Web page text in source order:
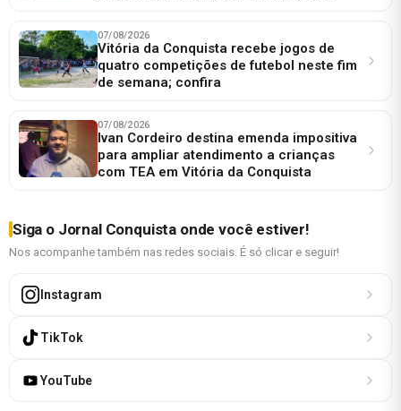
07/08/2026
Vitória da Conquista recebe jogos de
quatro competições de futebol neste fim
de semana; confira
07/08/2026
Ivan Cordeiro destina emenda impositiva
para ampliar atendimento a crianças
com TEA em Vitória da Conquista
Siga o Jornal Conquista onde você estiver!
Nos acompanhe também nas redes sociais. É só clicar e seguir!
Instagram
TikTok
YouTube